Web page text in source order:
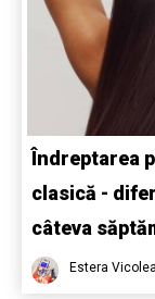
Îndreptarea
clasică -
câteva
Estera